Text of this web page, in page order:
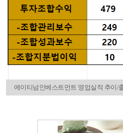
에이티넘인베스트먼트 영업실적 추이/